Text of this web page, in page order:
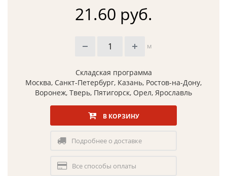
21.60 руб.
м
Складская программа
Москва, Санкт-Петербург, Казань, Ростов-на-Дону,
Воронеж, Тверь, Пятигорск, Орел, Ярославль
В КОРЗИНУ
Подробнее о доставке
Все способы оплаты